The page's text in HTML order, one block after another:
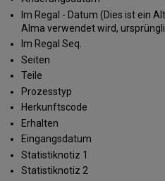
Im Regal - Datum (Dies ist ein
Alma verwendet wird,
Im Regal Seq.
Seiten
Teile
Prozesstyp
Herkunftscode
Erhalten
Eingangsdatum
Statistiknotiz 1
Statistiknotiz 2